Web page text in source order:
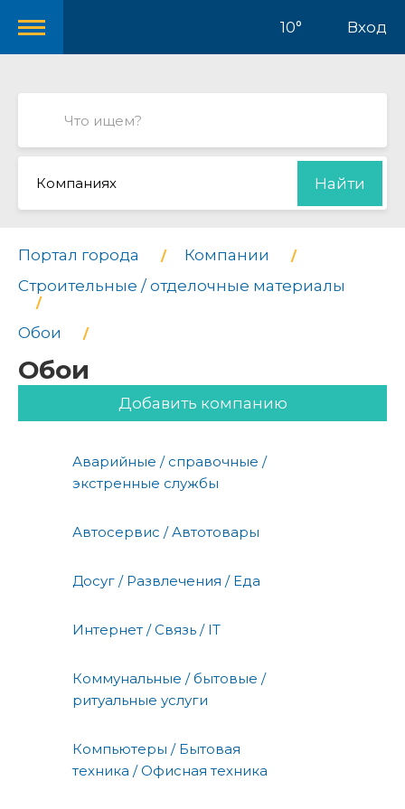
10° Вход
Компаниях Найти
Портал города
Компании
Строительные / отделочные материалы
Обои
Обои
Добавить компанию
Аварийные / справочные /
экстренные службы
Автосервис / Автотовары
Досуг / Развлечения / Еда
Интернет / Связь / IT
Коммунальные / бытовые /
ритуальные услуги
Компьютеры / Бытовая
техника / Офисная техника